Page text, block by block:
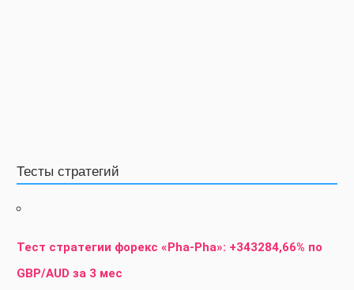
Тесты стратегий
Тест стратегии форекс «Pha-Pha»: +343284,66% по
GBP/AUD за 3 мес